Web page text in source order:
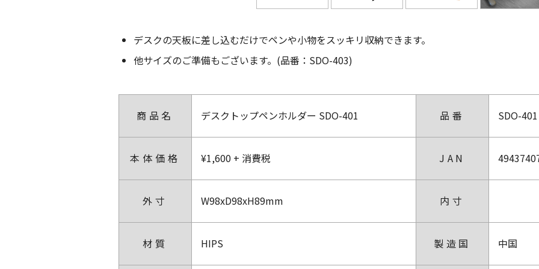
デスクの天板に差し込むだけでペンや小物をスッキリ収納できます。
他サイズのご準備もございます。(品番：SDO-403)
商品名 デスクトップペンホルダー SDO-401 品番 SDO-401
本体価格 ¥1,600 + 消費税 JAN
外寸 W98xD98xH89mm 内寸
材質 HIPS 製造国 中国